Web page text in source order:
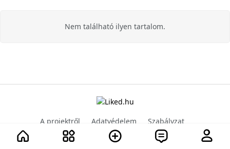
Nem található ilyen tartalom.
A projektről Adatvédelem Szabályzat